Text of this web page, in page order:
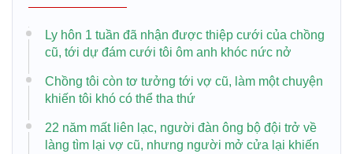
Ly hôn 1 tuần đã nhận được thiệp cưới của chồng
cũ, tới dự đám cưới tôi ôm anh khóc nức nở
Chồng tôi còn tơ tưởng tới vợ cũ, làm một chuyện
khiến tôi khó có thể tha thứ
22 năm mất liên lạc, người đàn ông bộ đội trở về
làng tìm lại vợ cũ, nhưng người mở cửa lại khiến